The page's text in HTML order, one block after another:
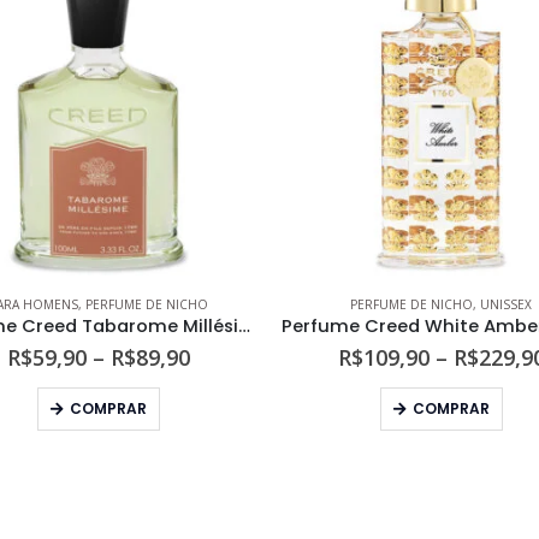
HOMENS, PERFUME DE NICHO
Perfume Creed Tabarome Millésime Masculino Eau de Parfum
R$59,90 – R$89,90Faixa
COMPRAR
Este produto tem várias variantes. As opções podem ser escolhidas na página do produto
PERFUME DE NICHO, UNISSEX
R$109,90 – R$
COMPRAR
Este produto tem várias variantes. As opções podem ser